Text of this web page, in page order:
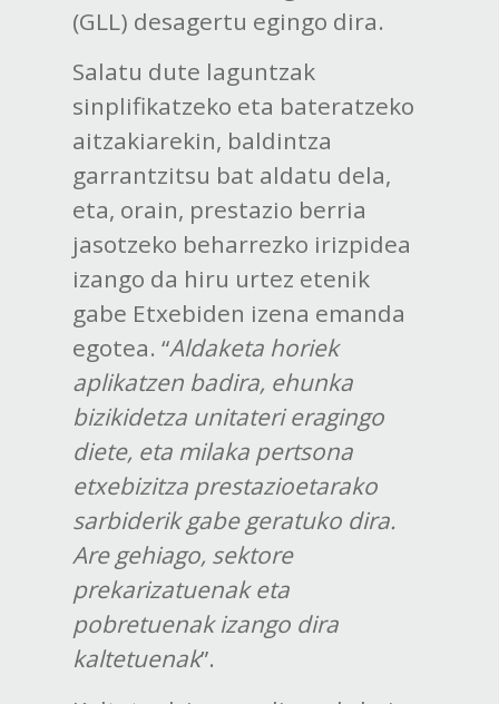
(GLL) desagertu egingo dira.
Salatu dute laguntzak
sinplifikatzeko eta bateratzeko
aitzakiarekin, baldintza
garrantzitsu bat aldatu dela,
eta, orain, prestazio berria
jasotzeko beharrezko irizpidea
izango da hiru urtez etenik
gabe Etxebiden izena emanda
egotea. “Aldaketa horiek
aplikatzen badira, ehunka
bizikidetza unitateri eragingo
diete, eta milaka pertsona
etxebizitza prestazioetarako
sarbiderik gabe geratuko dira.
Are gehiago, sektore
prekarizatuenak eta
pobretuenak izango dira
kaltetuenak”.